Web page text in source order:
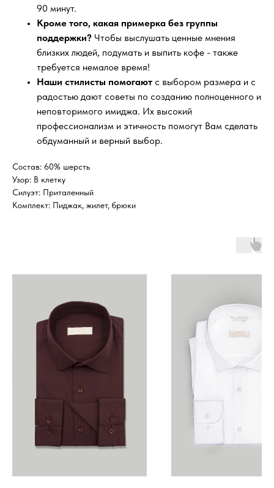
90 минут.
Кроме того, какая примерка без группы
поддержки? Чтобы выслушать ценные мнения
близких людей, подумать и выпить кофе - также
требуется немалое время!
Наши стилисты помогают с выбором размера и с
радостью дают советы по созданию полноценного и
неповторимого имиджа. Их высокий
профессионализм и этичность помогут Вам сделать
обдуманный и верный выбор.
Состав: 60% шерсть
Узор: В клетку
Силуэт: Приталенный
Комплект: Пиджак, жилет, брюки